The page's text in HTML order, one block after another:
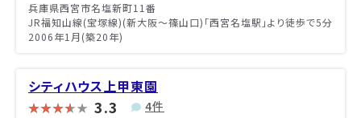
兵庫県西宮市名塩新町11番
JR福知山線(宝塚線)(新大阪～篠山口)「西宮名塩駅」より徒歩で5分
2006年1月(築20年)
シティハウス上甲東園
3.3 4件